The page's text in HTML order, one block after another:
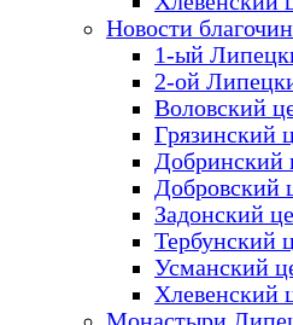
Новости
1-ый
2-ой
Воловский
Грязинский
Добринский
Добровский
Задонский
Тербунский
Усманский
Хлевенский